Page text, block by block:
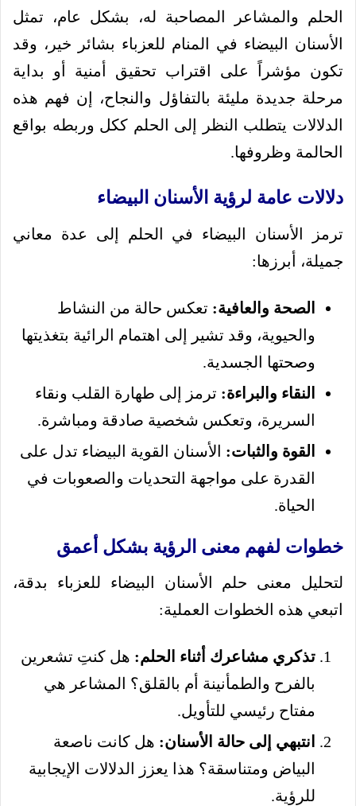
الحلم والمشاعر المصاحبة له، بشكل عام، تمثل
الأسنان البيضاء في المنام للعزباء بشائر خير، وقد
تكون مؤشراً على اقتراب تحقيق أمنية أو بداية
مرحلة جديدة مليئة بالتفاؤل والنجاح، إن فهم هذه
الدلالات يتطلب النظر إلى الحلم ككل وربطه بواقع
الحالمة وظروفها.
دلالات عامة لرؤية الأسنان البيضاء
ترمز الأسنان البيضاء في الحلم إلى عدة معاني
جميلة، أبرزها:
الصحة والعافية: تعكس حالة من النشاط
والحيوية، وقد تشير إلى اهتمام الرائية بتغذيتها
وصحتها الجسدية.
النقاء والبراءة: ترمز إلى طهارة القلب ونقاء
السريرة، وتعكس شخصية صادقة ومباشرة.
القوة والثبات: الأسنان القوية البيضاء تدل على
القدرة على مواجهة التحديات والصعوبات في
الحياة.
خطوات لفهم معنى الرؤية بشكل أعمق
لتحليل معنى حلم الأسنان البيضاء للعزباء بدقة،
اتبعي هذه الخطوات العملية:
تذكري مشاعرك أثناء الحلم: هل كنتِ تشعرين
بالفرح والطمأنينة أم بالقلق؟ المشاعر هي
مفتاح رئيسي للتأويل.
انتبهي إلى حالة الأسنان: هل كانت ناصعة
البياض ومتناسقة؟ هذا يعزز الدلالات الإيجابية
للرؤية.